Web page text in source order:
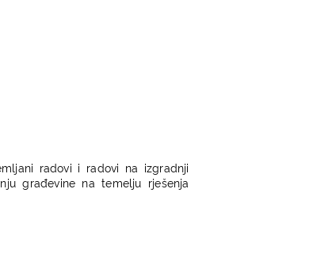
radovi i radovi na izgradnji
građevine na temelju rješenja